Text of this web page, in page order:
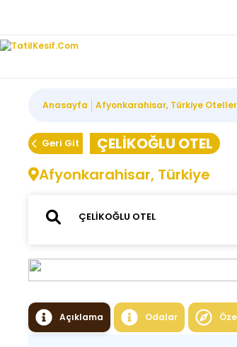
Anasayfa Afyonkarahisar, Türkiye
Geri Git
ÇELİKOĞLU OTEL
Afyonkarahisar, Türkiye
Açıklama Odalar